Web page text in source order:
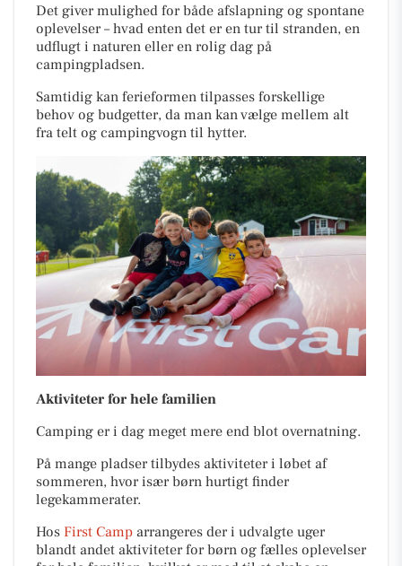
Det giver mulighed for både afslapning og spontane
oplevelser – hvad enten det er en tur til stranden, en
udflugt i naturen eller en rolig dag på
campingpladsen.
Samtidig kan ferieformen tilpasses forskellige
behov og budgetter, da man kan vælge mellem alt
fra telt og campingvogn til hytter.
Aktiviteter for hele familien
Camping er i dag meget mere end blot overnatning.
På mange pladser tilbydes aktiviteter i løbet af
sommeren, hvor især børn hurtigt finder
legekammerater.
Hos First Camp arrangeres der i udvalgte uger
blandt andet aktiviteter for børn og fælles oplevelser